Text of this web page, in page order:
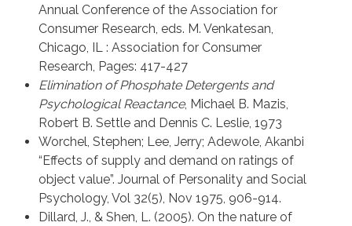
Annual Conference of the Association for
Consumer Research, eds. M. Venkatesan,
Chicago, IL : Association for Consumer
Research, Pages: 417-427
Elimination of Phosphate Detergents and
Psychological Reactance, Michael B. Mazis,
Robert B. Settle and Dennis C. Leslie, 1973
Worchel, Stephen; Lee, Jerry; Adewole, Akanbi
“Effects of supply and demand on ratings of
object value”. Journal of Personality and Social
Psychology, Vol 32(5), Nov 1975, 906-914.
Dillard, J., & Shen, L. (2005). On the nature of